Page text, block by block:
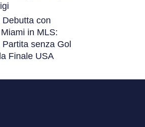
Debutta con
Miami in MLS:
Partita senza Gol
Finale USA